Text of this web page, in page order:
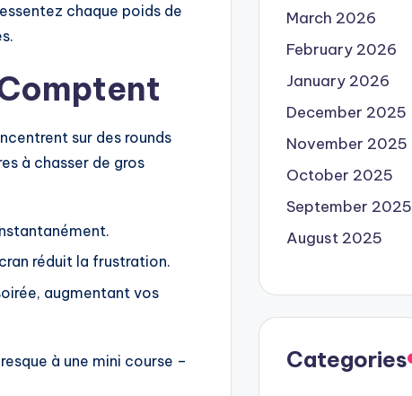
chaque poids de
sur des rounds
à chasser de gros
réduit la frustration.
augmentant vos
à une mini course –
March 2026
February 2026
January 2026
December 2025
November 2025
October 2025
September 2025
August 2025
Categories